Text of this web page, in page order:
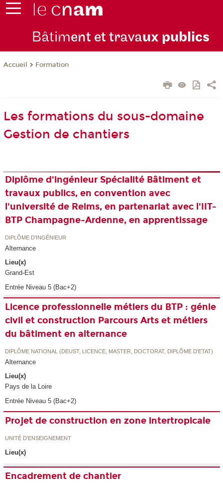
Bâtiment et travaux publics
Accueil Formation
Les formations du sous-domaine
Gestion de chantiers
Diplôme d'ingénieur Spécialité Bâtiment et
travaux publics, en convention avec
l'université de Reims, en partenariat avec l'IIT-
BTP Champagne-Ardenne, en apprentissage
DIPLÔME D'INGÉNIEUR
Alternance
Lieu(x)
Grand-Est
Entrée Niveau 5 (Bac+2)
Licence professionnelle métiers du BTP : génie
civil et construction Parcours Arts et métiers
du bâtiment en alternance
DIPLÔME NATIONAL (DEUST, LICENCE, MASTER, DOCTORAT, DIPLÔME D'ETAT)
Alternance
Lieu(x)
Pays de la Loire
Entrée Niveau 5 (Bac+2)
Projet de construction en zone intertropicale
UNITÉ D’ENSEIGNEMENT
Lieu(x)
Encadrement de chantier